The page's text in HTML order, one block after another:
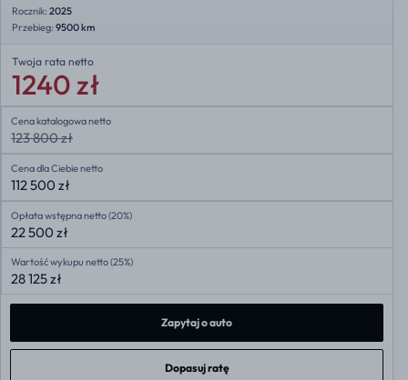
Rocznik: 2025
Przebieg: 9500 km
Twoja rata netto
1240 zł
Cena katalogowa netto
123 800 zł
Cena dla Ciebie netto
112 500 zł
Opłata wstępna netto (20%)
22 500 zł
Wartość wykupu netto (25%)
28 125 zł
Zapytaj o auto
Dopasuj ratę